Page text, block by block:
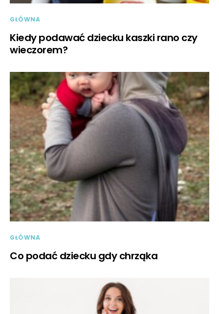
GŁÓWNA
Kiedy podawać dziecku kaszki rano czy
wieczorem?
GŁÓWNA
Co podać dziecku gdy chrząka